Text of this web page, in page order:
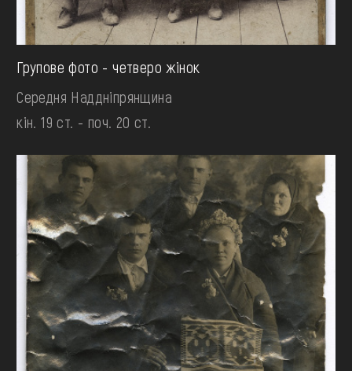
Групове фото - четверо жінок
Середня Наддніпрянщина
кін. 19 ст. - поч. 20 ст.